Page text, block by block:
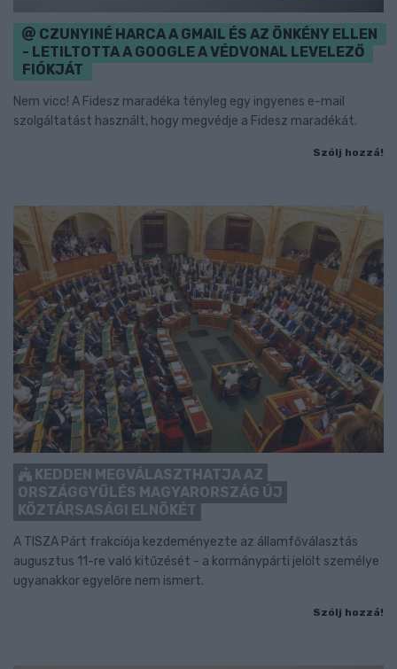
CZUNYINÉ HARCA A GMAIL ÉS AZ ÖNKÉNY ELLEN
- LETILTOTTA A GOOGLE A VÉDVONAL LEVELEZŐ
FIÓKJÁT
Nem vicc! A Fidesz maradéka tényleg egy ingyenes e-mail
szolgáltatást használt, hogy megvédje a Fidesz maradékát.
Szólj hozzá!
KEDDEN MEGVÁLASZTHATJA AZ
ORSZÁGGYŰLÉS MAGYARORSZÁG ÚJ
KÖZTÁRSASÁGI ELNÖKÉT
A TISZA Párt frakciója kezdeményezte az államfőválasztás
augusztus 11-re való kitűzését - a kormánypárti jelölt személye
ugyanakkor egyelőre nem ismert.
Szólj hozzá!